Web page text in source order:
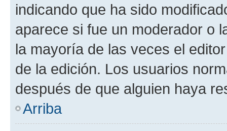
indicando que ha sido
aparece si fue un moderador o
la mayoría de las veces el
de la edición. Los usuarios
después de que alguien haya
Arriba